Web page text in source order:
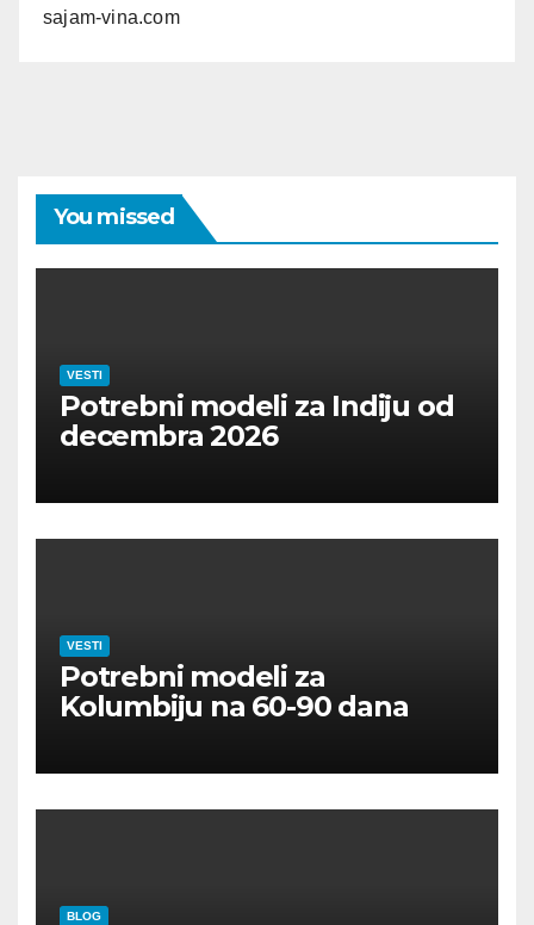
sajam-vina.com
You missed
VESTI
Potrebni modeli za Indiju od
decembra 2026
VESTI
Potrebni modeli za
Kolumbiju na 60-90 dana
BLOG